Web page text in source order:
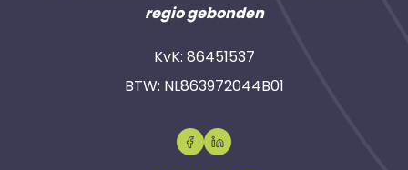
regio gebonden
KvK: 86451537
BTW: NL863972044B01